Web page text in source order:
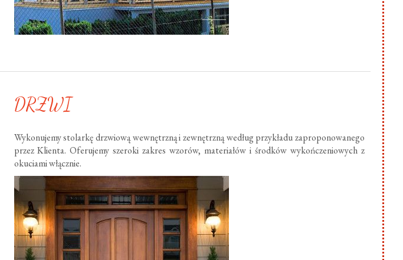
DRZWI
Wykonujemy stolarkę drzwiową wewnętrzną i zewnętrzną według przykładu zaproponowanego
przez Klienta. Oferujemy szeroki zakres wzorów, materiałów i środków wykończeniowych z
okuciami włącznie.